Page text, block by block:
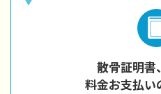
散骨証明書
料金お支払い